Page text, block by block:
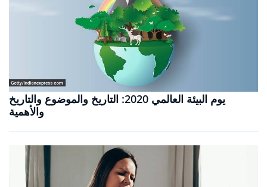
يوم البيئة العالمي 2020: التاريخ والموضوع والتاريخ
والأهمية